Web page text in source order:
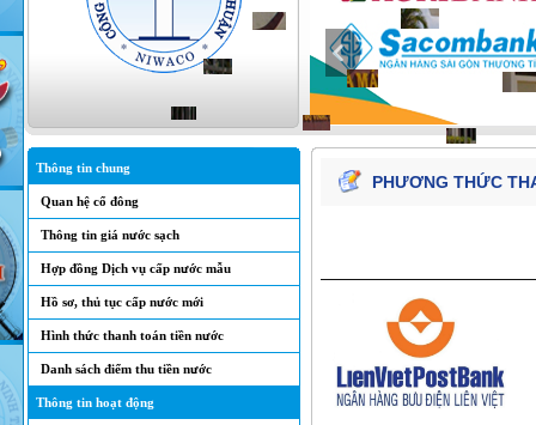
Thông tin chung
Quan hệ cổ đông
Thông tin giá nước sạch
Hợp đồng Dịch vụ cấp nước mẫu
Hồ sơ, thủ tục cấp nước mới
Hình thức thanh toán tiền nước
Danh sách điểm thu tiền nước
Thông tin hoạt động
PHƯƠNG THỨC